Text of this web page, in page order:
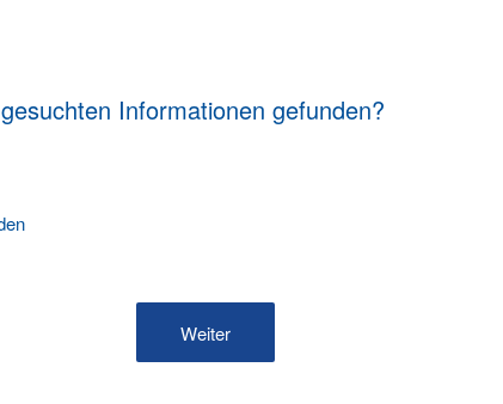
Informationen gefunden?
Weiter